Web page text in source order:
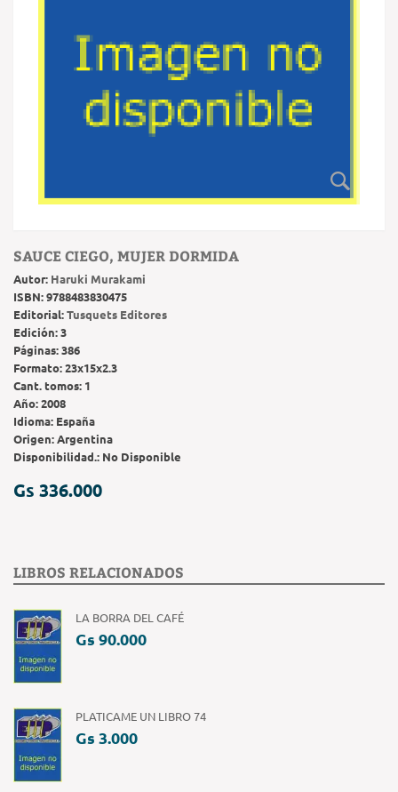
SAUCE CIEGO, MUJER DORMIDA
Autor: Haruki Murakami
ISBN:9788483830475
Editorial:Tusquets Editores
Edición:3
Páginas:386
Formato:23x15x2.3
Cant. tomos: 1
Año:2008
Idioma: España
Origen:Argentina
Disponibilidad.: No Disponible
Gs 336.000
LIBROS RELACIONADOS
LA BORRA DEL CAFÉ
Gs 90.000
PLATICAME UN LIBRO 74
Gs 3.000